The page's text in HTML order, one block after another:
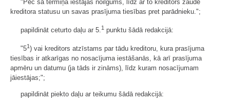
"Pēc šā termiņa iestājas noilgums, līdz ar to kreditors zaudē
kreditora statusu un savas prasījuma tiesības pret parādnieku.";
papildināt ceturto daļu ar 5. 1 punktu šādā redakcijā:
"51) vai kreditors atzīstams par tādu kreditoru, kura prasījuma
tiesības ir atkarīgas no nosacījuma iestāšanās, kā arī prasījuma
apmēru un datumu (ja tāds ir zināms), līdz kuram nosacījumam
jāiestājas;";
papildināt piekto daļu ar teikumu šādā redakcijā: